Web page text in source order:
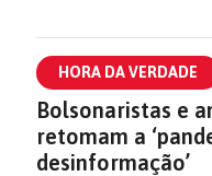
HORA DA VERDADE
Bolsonaristas e
retomam a
desinformação’